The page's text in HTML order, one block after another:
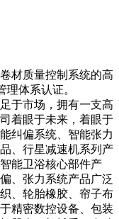
材质量控制系统的高
理体系认证。
于市场，拥有一支高
着眼于未来，着眼于
纠偏系统、智能张力
、行星减速机系列产
能卫浴核心部件产
、张力系统产品广泛
、轮胎橡胶、帘子布
精密数控设备、包装